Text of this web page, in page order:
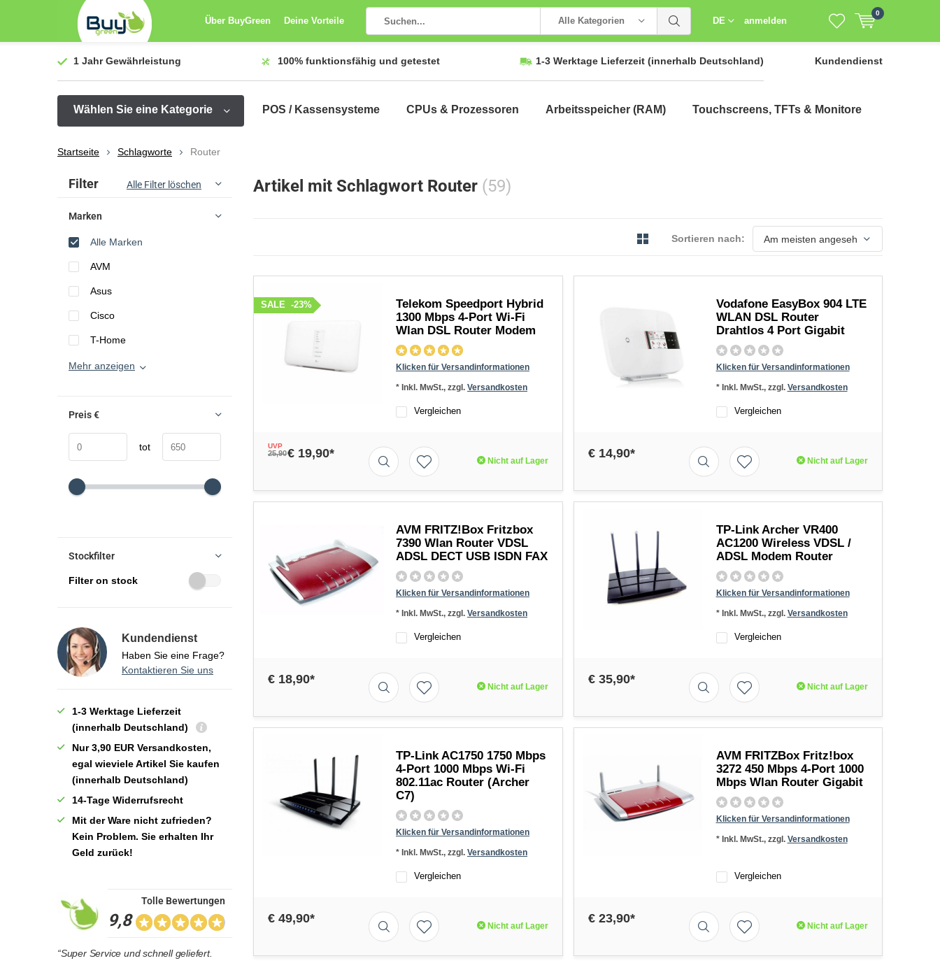
Über BuyGreen Deine Vorteile Alle Kategorien DE anmelden
0
1 JahrGewährleistung 100% funktionsfähig und getestet 1-3 Werktage Lieferzeit (innerhalb Deutschland) Kundendienst
Wählen Sie eine Kategorie POS / Kassensysteme CPUs & Prozessoren Arbeitsspeicher (RAM) Touchscreens, TFTs & Monitore
Startseite Schlagworte Router
Artikel mit Schlagwort Router (59)
Sortieren nach:
Telekom Speedport Hybrid
1300 Mbps 4-Port Wi-Fi
Wlan DSL Router Modem
Klicken für Versandinformationen
-23%
SALE
* Inkl. MwSt., zzgl. Versandkosten
Vergleichen
UVP
25,90€ 19,90*
Nicht auf Lager
Vodafone EasyBox 904 LTE
WLAN DSL Router
Drahtlos 4 Port Gigabit
Klicken für Versandinformationen
* Inkl. MwSt., zzgl. Versandkosten
Vergleichen
€ 14,90*
Nicht auf Lager
AVM FRITZ!Box Fritzbox
7390 Wlan Router VDSL
ADSL DECT USB ISDN FAX
Klicken für Versandinformationen
* Inkl. MwSt., zzgl. Versandkosten
Vergleichen
€ 18,90*
Nicht auf Lager
TP-Link Archer VR400
AC1200 Wireless VDSL /
ADSL Modem Router
Klicken für Versandinformationen
* Inkl. MwSt., zzgl. Versandkosten
Vergleichen
€ 35,90*
Nicht auf Lager
TP-Link AC1750 1750 Mbps
4-Port 1000 Mbps Wi-Fi
802.11ac Router (Archer
C7)
Klicken für Versandinformationen
* Inkl. MwSt., zzgl. Versandkosten
Vergleichen
€ 49,90*
Nicht auf Lager
AVM FRITZBox Fritz!box
3272 450 Mbps 4-Port 1000
Mbps Wlan Router Gigabit
Klicken für Versandinformationen
* Inkl. MwSt., zzgl. Versandkosten
Vergleichen
€ 23,90*
Nicht auf Lager
Sortieren nach:
Filter Alle Filter löschen
Marken
Alle Marken
AVM
Asus
Cisco
T-Home
Mehr anzeigen
Preis€
tot
Stockfilter
Filter on stock
Kundendienst
Haben Sie eine Frage?
Kontaktieren Sie uns
1-3 Werktage Lieferzeit
(innerhalb Deutschland)
Nur 3,90 EUR Versandkosten,
egal wieviele Artikel Sie kaufen
(innerhalb Deutschland)
14-Tage Widerrufsrecht
Mit der Ware nicht zufrieden?
Kein Problem. Sie erhalten Ihr
Geld zurück!
9,8
Tolle Bewertungen
“Super Service und schnell geliefert.